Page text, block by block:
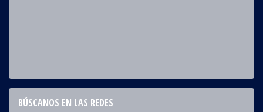
BÚSCANOS EN LAS REDES